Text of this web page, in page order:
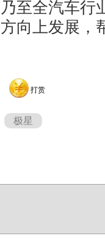
至全汽车行
向上发展，
打赏
极星